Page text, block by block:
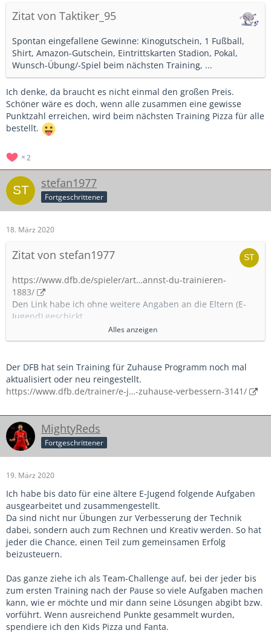
Zitat von Taktiker_95
Spontan eingefallene Gewinne: Kinogutschein, 1 Fußball,
Shirt, Amazon-Gutschein, Eintrittskarten Stadion, Pokal,
Wunsch-Übung/-Spiel beim nächsten Training, ...
Ich denke, da braucht es nicht einmal den großen Preis.
Schöner wäre es doch, wenn alle zusammen eine gewisse
Punktzahl erreichen, wird beim nächsten Training Pizza für alle
bestellt.
2
stefan1977
Fortgeschrittener
18. März 2020
Zitat von stefan1977
https://www.dfb.de/spieler/art…annst-du-trainieren-
1883/
Den Link habe ich ohne weitere Angaben an die Eltern (E-
Jugend) geschickt.
Mit meinem Sohn versuche ich ab und zu mal ein paar Bälle
Aber eine Steigerung ist natürlich sehr interessant
Alles anzeigen
Der DFB hat sein Training für Zuhause Programm noch mal
aktualisiert oder neu reingestellt.
https://www.dfb.de/trainer/e-j…-zuhause-verbessern-3141/
MightyReds
Fortgeschrittener
19. März 2020
Ich habe bis dato für eine ältere E-Jugend folgende Aufgaben
ausgearbeitet und zusammengestellt.
Da sind nicht nur Übungen zur Verbesserung der Technik
dabei, sondern auch zum Rechnen und Kreativ werden. So hat
jeder die Chance, einen Teil zum gemeinsamen Erfolg
beizusteuern.
Das ganze ziehe ich als Team-Challenge auf, bei der jeder bis
zum ersten Training nach der Pause so viele Aufgaben machen
kann, wie er möchte und mir dann seine Lösungen abgibt bzw.
vorführt. Wenn ausreichend Punkte gesammelt wurden,
spendiere ich den Kids Pizza und Fanta.